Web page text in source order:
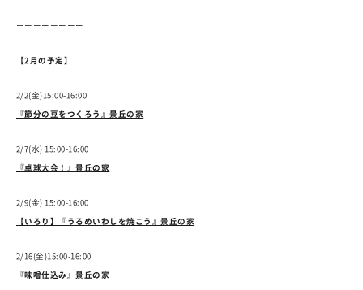
ーーーーーーーー
【2月の予定】
2/2(金)15:00-16:00
『節分の豆をつくろう』景丘の家
2/7(水) 15:00-16:00
『卓球大会！』景丘の家
2/9(金) 15:00-16:00
【いろり】『うるめいわしを焼こう』景丘の家
2/16(金)15:00-16:00
『味噌仕込み』景丘の家